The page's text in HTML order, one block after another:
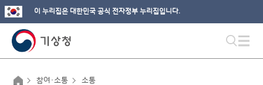
이 누리집은 대한민국 공식 전자정부 누리집입니다.
참여·소통 소통